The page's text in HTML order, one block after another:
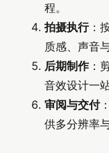
程。
拍摄执行：
质感、声音
后期制作：
音效设计一
审阅与交付
供多分辨率